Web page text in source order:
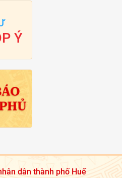
Ý
dân thành phố Huế